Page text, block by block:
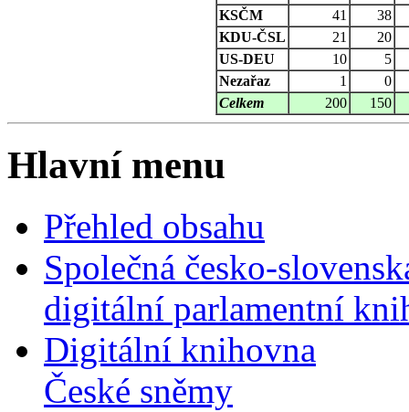
KSČM
41
38
KDU-ČSL
21
20
US-DEU
10
5
Nezařaz
1
0
Celkem
200 150
Hlavní menu
Přehled obsahu
Společná česko-
digitální parlamentní
Digitální knihovna
České sněmy